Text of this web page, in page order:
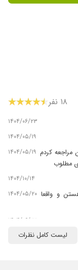
۱۸ نفر
۱۴۰۴/۰۶/۲۳
۱۴۰۴/۰۵/۱۹
مراجعه کردم
ی مطلوب
۱۴۰۴/۰۵/۱۹
۱۴۰۴/۱۰/۱۴
و واقعا ۱۴۰۴/۰۵/۲۰
۱۴۰۴/۰۶/۲۲
۱۴۰۴/۰۵/۱۹
لیست کامل نظرات